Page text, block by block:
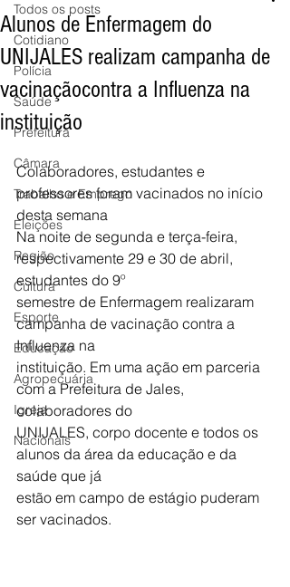
Todos os posts
Cotidiano
Polícia
Saúde
Prefeitura
Câmara
Trabalho e Emprego
Eleições
Região
Cultura
Esporte
Educação
Agropecuária
Igreja
Nacionais
Alunos de Enfermagem do
UNIJALES realizam campanha de
vacinaçãocontra a Influenza na
instituição
Colaboradores, estudantes e
professores foram vacinados no início
desta semana
Na noite de segunda e terça-feira,
respectivamente 29 e 30 de abril,
estudantes do 9º
semestre de Enfermagem realizaram
campanha de vacinação contra a
Influenza na
instituição. Em uma ação em parceria
com a Prefeitura de Jales,
colaboradores do
UNIJALES, corpo docente e todos os
alunos da área da educação e da
saúde que já
estão em campo de estágio puderam
ser vacinados.